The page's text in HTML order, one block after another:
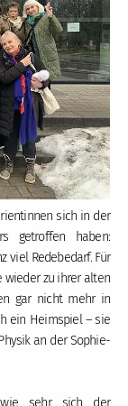
sich in der
getroffen haben:
viel Redebedarf. Für
wieder zu ihrer alten
gar nicht mehr in
ein Heimspiel – sie
an der Sophie-
wie sehr sich der